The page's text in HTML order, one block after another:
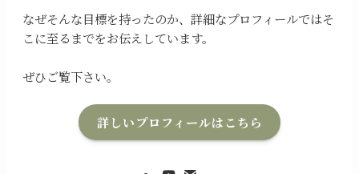
なぜそんな目標を持ったのか、詳細なプロフィールではそ
こに至るまでをお伝えしています。
ぜひご覧下さい。
詳しいプロフィールはこちら